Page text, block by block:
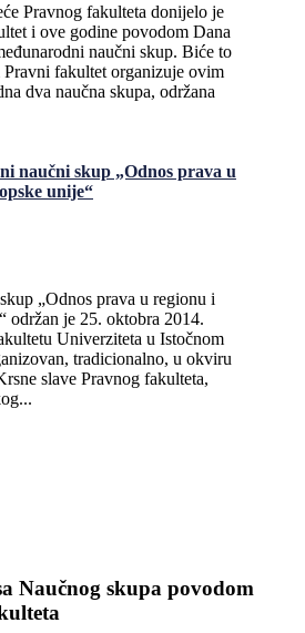
Pravnog fakulteta donijelo je
i ove godine povodom Dana
naučni skup. Biće to
fakultet organizuje ovim
dva naučna skupa, održana
naučni skup „Odnos prava u
unije“
„Odnos prava u regionu i
održan je 25. oktobra 2014.
Univerziteta u Istočnom
tradicionalno, u okviru
slave Pravnog fakulteta,
Naučnog skupa povodom